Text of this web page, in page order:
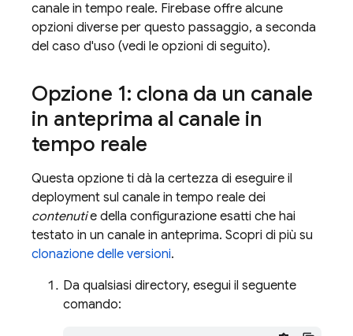
canale in tempo reale. Firebase offre alcune
opzioni diverse per questo passaggio, a seconda
del caso d'uso (vedi le opzioni di seguito).
Opzione 1: clona da un canale
in anteprima al canale in
tempo reale
Questa opzione ti dà la certezza di eseguire il
deployment sul canale in tempo reale dei
contenutie della configurazione esatti che hai
testato in un canale in anteprima. Scopri di più su
clonazione delle versioni.
Da qualsiasi directory, esegui il seguente
comando: